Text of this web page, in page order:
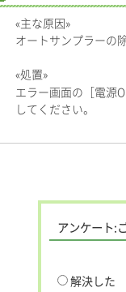
«主な原因»
オートサンプラーの
«処置»
エラー画面の［電源
してください。
アンケート:
解決した